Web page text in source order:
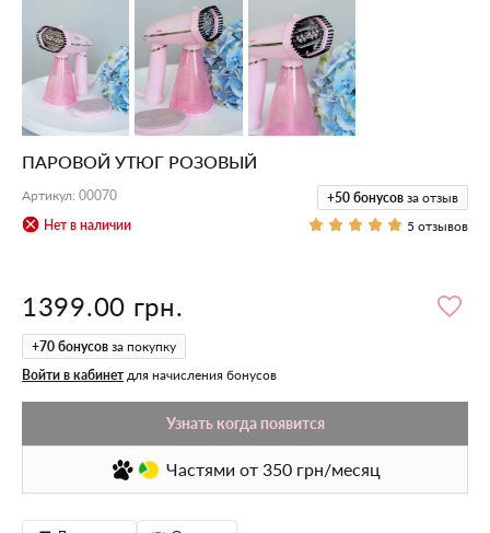
ПАРОВОЙ УТЮГ РОЗОВЫЙ
Артикул: 00070
Нет в наличии
+50 бонусов за отзыв
5 отзывов
1399.00 грн.
+70 бонусов за покупку
Войти в кабинет для начисления бонусов
Узнать когда появится
Частями от 350 грн/месяц